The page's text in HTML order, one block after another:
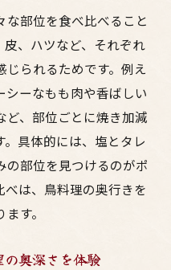
部位を食べ比べること
、ハツなど、それぞれ
られるためです。例え
シーなもも肉や香ばしい
ど、部位ごとに焼き加減
具体的には、塩とタレ
の部位を見つけるのがポ
は、鳥料理の奥行きを
す。
奥深さを体験